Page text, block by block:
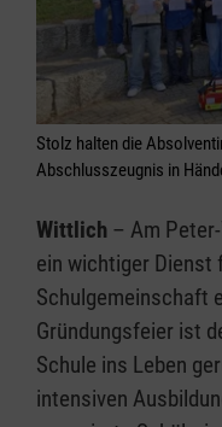
Stolz halten die
Abschlusszeugnis in
Wittlich – Am
ein wichtiger Dienst
Schulgemeinschaft
Gründungsfeier ist
Schule ins Leben
intensiven